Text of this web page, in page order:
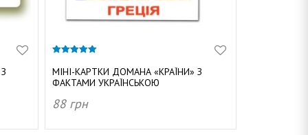
з 5
МІНІ-КАРТКИ ДОМАНА «КРАЇНИ» З
ФАКТАМИ УКРАЇНСЬКОЮ
88 грн